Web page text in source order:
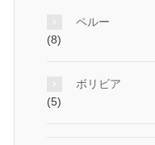
ペルー
(8)
ボリビア
(5)